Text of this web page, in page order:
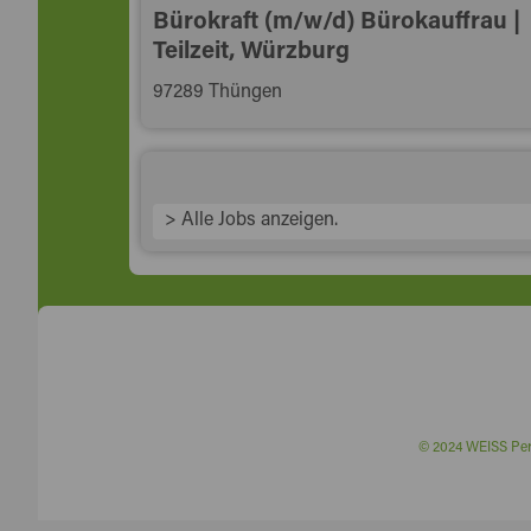
Bürokraft (m/w/d) Bürokauffrau |
Teilzeit, Würzburg
97289 Thüngen
> Alle Jobs anzeigen.
© 2024 WEISS